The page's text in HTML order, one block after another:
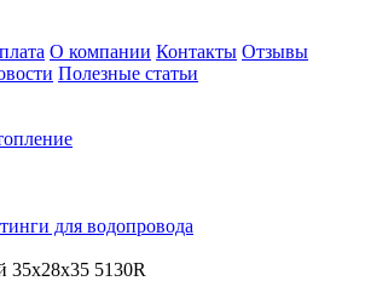
О компании Контакты Отзывы
Полезные статьи
для водопровода
35х28х35 5130R